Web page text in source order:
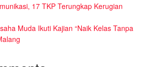
17 TKP Terungkap Kerugian
Muda Ikuti Kajian “Naik Kelas Tanpa